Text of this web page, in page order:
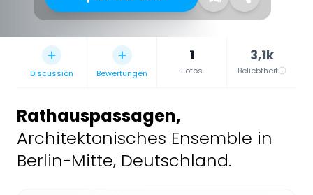
Discussion Bewertungen
1
Fotos
3,1k
Beliebtheit
Rathauspassagen,
Architektonisches Ensemble in
Berlin-Mitte, Deutschland.